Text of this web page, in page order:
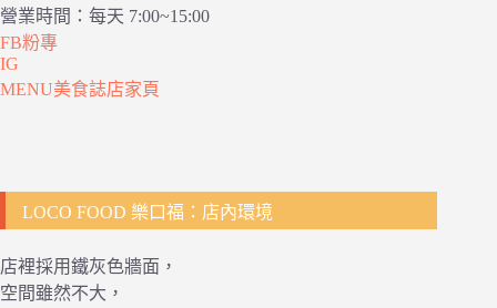
營業時間：每天 7:00~15:00
FB粉專
IG
MENU美食誌店家頁
LOCO FOOD 樂口福：店內環境
店裡採用鐵灰色牆面，
空間雖然不大，